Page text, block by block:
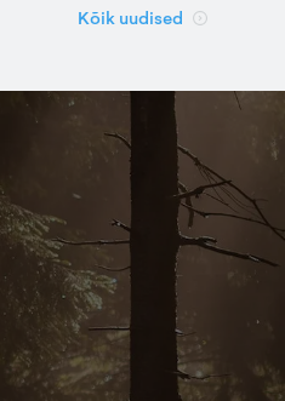
Kõik uudised